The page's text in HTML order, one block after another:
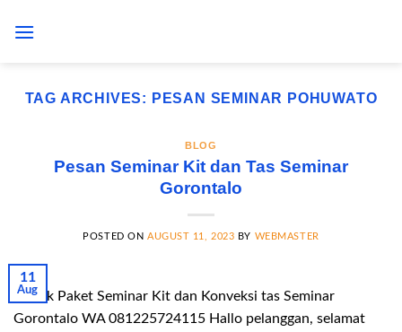
TAG ARCHIVES: PESAN SEMINAR POHUWATO
BLOG
Pesan Seminar Kit dan Tas Seminar
Gorontalo
POSTED ON AUGUST 11, 2023 BY WEBMASTER
11
Aug
Pabrik Paket Seminar Kit dan Konveksi tas Seminar
Gorontalo WA 081225724115 Hallo pelanggan, selamat